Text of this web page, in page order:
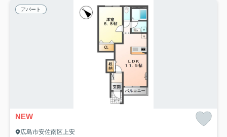
アパート
NEW
広島市安佐南区上安